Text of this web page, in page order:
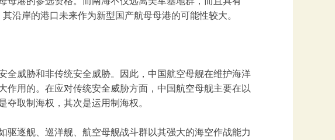
沿岸的港口未来作为新型国产航母母港的可能性较大。
全威胁和非传统安全威胁。因此，中国航空母舰在维护海洋
作用的。在应对传统安全威胁方面，中国航空母舰主要在以
取制海权，其次是运用制海权。
驱逐舰、巡洋舰、航空母舰战斗群以其强大的海空作战能力